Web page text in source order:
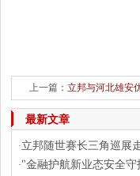
上一篇： 立邦与河北雄安
最新文章
·立邦随世赛长三角巡展
·"金融护航新业态安全